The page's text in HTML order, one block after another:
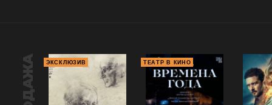
ЭКСКЛЮЗИВ ТЕАТР В КИНО